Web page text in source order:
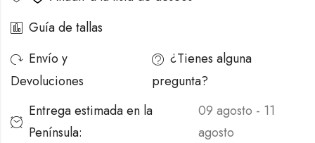
Guía de tallas
Envío y
Devoluciones
¿Tienes alguna
pregunta?
Entrega estimada en la
Península:
09 agosto - 11
agosto